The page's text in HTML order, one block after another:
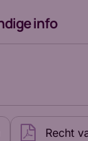
info
Recht